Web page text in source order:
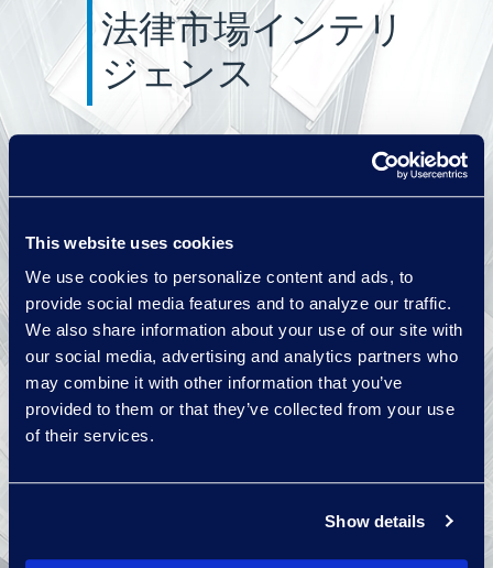
This website uses cookies
We use cookies to personalize content and ads, to
provide social media features and to analyze our traffic.
We also share information about your use of our site with
our social media, advertising and analytics partners who
may combine it with other information that you’ve
provided to them or that they’ve collected from your use
of their services.
Show details
法律市場インテリ
ジェンス
Hyperion Researchは法律ソ
ィングソースとなっていま
す。私たちの主題専門家
（SME）は特定のセグメン
トでリーディングソリュー
ションすべてを評価し、法
務部門にもコンサルティン
グを提供するため、ソリュ
ーションの詳細と法律ソリ